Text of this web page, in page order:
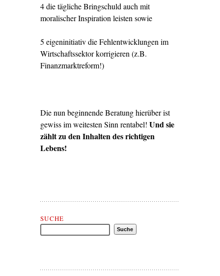
4 die tägliche Bringschuld auch mit
moralischer Inspiration leisten sowie
5 eigeninitiativ die Fehlentwicklungen im
Wirtschaftssektor korrigieren (z.B.
Finanzmarktreform!)
Die nun beginnende Beratung hierüber ist
gewiss im weitesten Sinn rentabel! Und sie
zählt zu den Inhalten des richtigen
Lebens!
Suche Matthias Mander
SUCHE